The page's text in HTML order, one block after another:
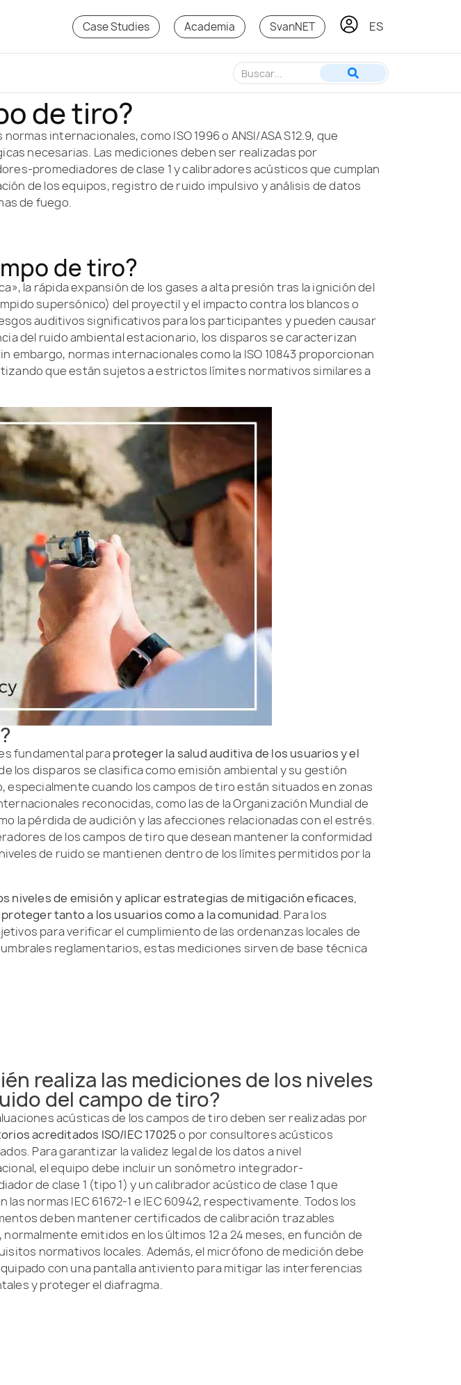
Case Studies Academia SvanNET ES
KO
de tiro?
internacionales, como ISO 1996 o ANSI/ASA S12.9, que
necesarias. Las mediciones deben ser realizadas por
promediadores de clase 1 y calibradores acústicos que cumplan
de los equipos, registro de ruido impulsivo y análisis de datos
de fuego.
de tiro?
la rápida expansión de los gases a alta presión tras la ignición del
supersónico) del proyectil y el impacto contra los blancos o
auditivos significativos para los participantes y pueden causar
del ruido ambiental estacionario, los disparos se caracterizan
embargo, normas internacionales como la ISO 10843 proporcionan
que están sujetos a estrictos límites normativos similares a
fundamental paraproteger la salud auditiva de los usuarios y el
los disparos se clasifica como emisión ambiental y su gestión
cuando los campos de tiro están situados en zonas
reconocidas, como las de la Organización Mundial de
la pérdida de audición y las afecciones relacionadas con el estrés.
de los campos de tiro que desean mantener la conformidad
de ruido se mantienen dentro de los límites permitidos por la
de emisión y aplicar estrategias de mitigación eficaces,
tanto a los usuarios como a la comunidad. Para los
para verificar el cumplimiento de las ordenanzas locales de
reglamentarios, estas mediciones sirven de base técnica
realiza las mediciones de los niveles
del campo de tiro?
acústicas de los campos de tiro deben ser realizadas por
acreditados ISO/IEC 17025o por consultores acústicos
Para garantizar la validez legal de los datos a nivel
el equipo debe incluir un sonómetro integrador-
de clase 1 (tipo 1) y un calibrador acústico de clase 1 que
las normas IEC 61672-1 e IEC 60942, respectivamente. Todos los
deben mantener certificados de calibración trazables
normalmente emitidos en los últimos 12 a 24 meses, en función de
normativos locales. Además, el micrófono de medición debe
con una pantalla antiviento para mitigar las interferencias
y proteger el diafragma.